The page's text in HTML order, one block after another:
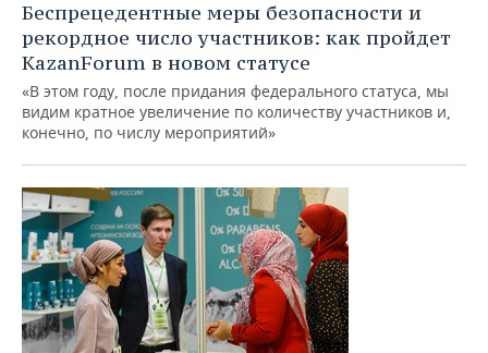
Беспрецедентные меры безопасности и
рекордное число участников: как пройдет
KazanForum в новом статусе
«В этом году, после придания федерального статуса, мы
видим кратное увеличение по количеству участников и,
конечно, по числу мероприятий»